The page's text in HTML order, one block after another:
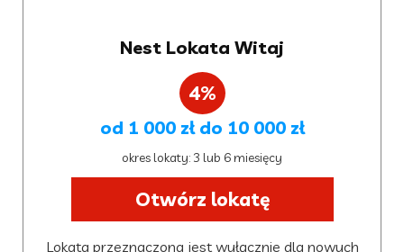
Nest Lokata Witaj
4%
od 1 000 zł do 10 000 zł
okres lokaty: 3 lub 6 miesięcy
Otwórz lokatę
Lokata przeznaczona jest wyłącznie dla nowych